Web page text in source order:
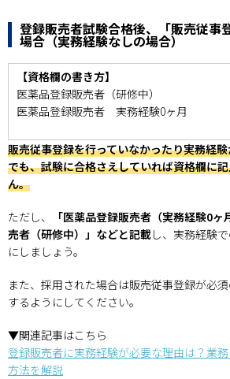
登録販売者試験合格後、「販売従事
場合（実務経験なしの場合）
【資格欄の書き方】
医薬品登録販売者（研修中）
医薬品登録販売者 実務経験0ヶ月
販売従事登録を行っていなかったり実務経
でも、試験に合格さえしていれば資格欄に
ん。
ただし、
「医薬品登録販売者（実務経験0
売者（研修中）」などと記載し、実務経験
にしましょう。
また、採用された場合は販売従事登録が必
するようにしてください。
▼関連記事はこちら
登録販売者に実務経験が必要な理由は？業
方法を解説